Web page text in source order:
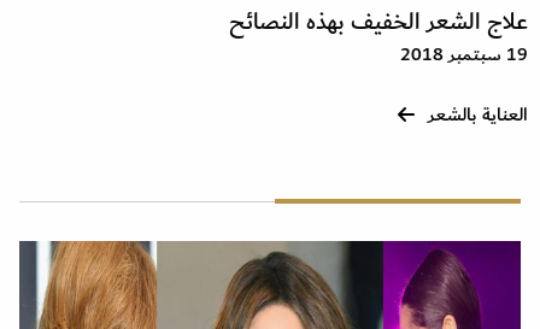
علاج الشعر الخفيف بهذه النصائح
19 سبتمبر 2018
العناية بالشعر